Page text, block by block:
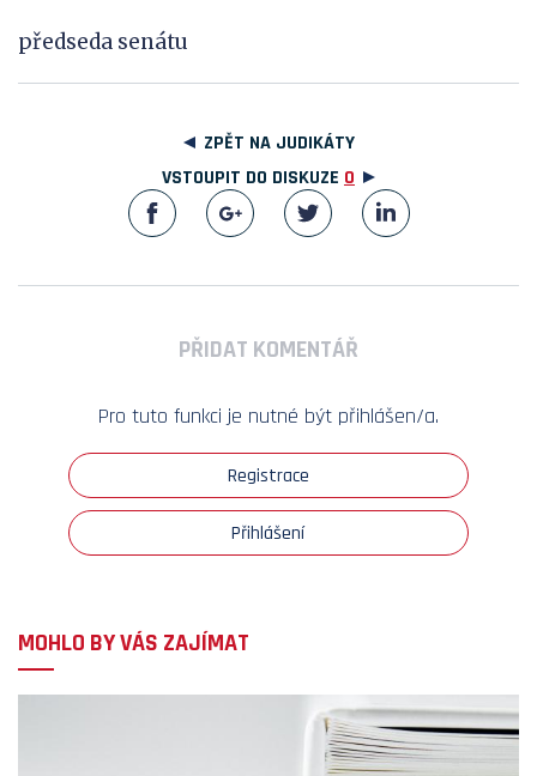
předseda senátu
ZPĚT NA JUDIKÁTY
VSTOUPIT DO DISKUZE 0
PŘIDAT KOMENTÁŘ
Pro tuto funkci je nutné být přihlášen/a.
Registrace
Přihlášení
MOHLO BY VÁS ZAJÍMAT